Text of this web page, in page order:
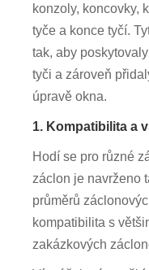
konzoly, koncovky,
tyče a konce tyčí.
tak, aby
tyči a zároveň
úpravě okna.
1. Kompatibilita a
Hodí se pro různé
záclon je navrženo
průměrů
kompatibilita s
zakázkových